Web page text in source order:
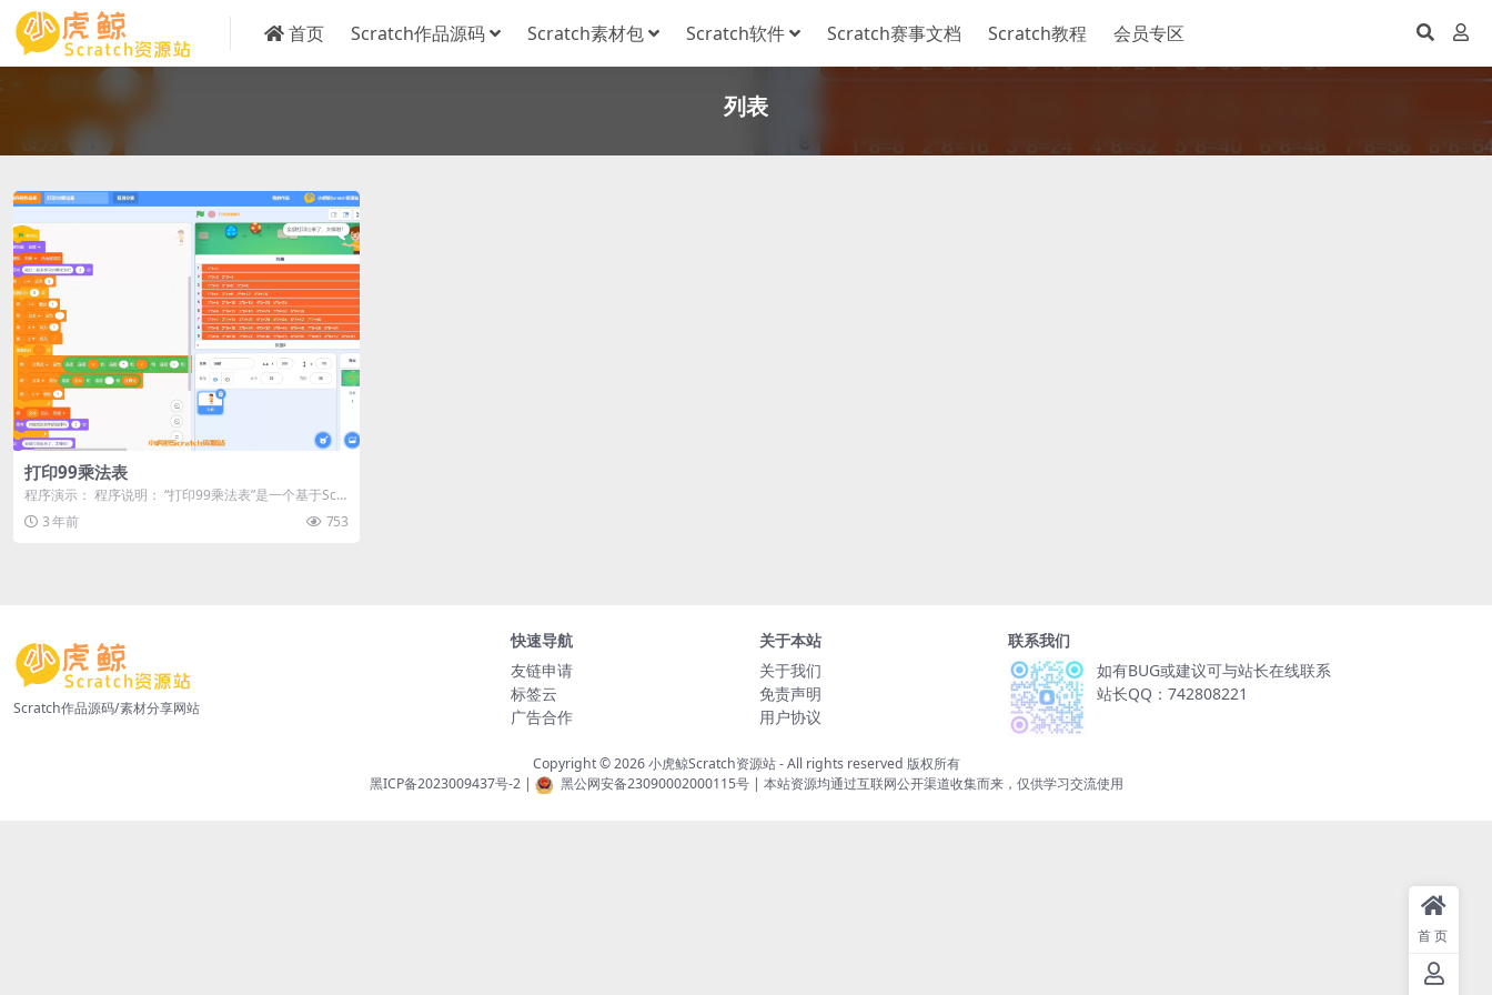
首页 Scratch作品源码 Scratch素材包 Scratch软件 Scratch赛事文档 Scratch教程 会员专区
列表
打印99乘法表
程序演示： 程序说明： “打印99乘法表”是一个基于Scr
atch编程平台的程序...
3 年前 753
Scratch作品源码/素材分享网站
快速导航
友链申请
标签云
广告合作
关于本站
关于我们
免责声明
用户协议
联系我们
如有BUG或建议可与站长在线联系
站长QQ：742808221
Copyright © 2026小虎鲸Scratch资源站- All rights reserved 版权所有
黑ICP备2023009437号-2| 黑公网安备23090002000115号| 本站资源均通过互联网公开渠道收集而来，仅供学习交流使用
首页